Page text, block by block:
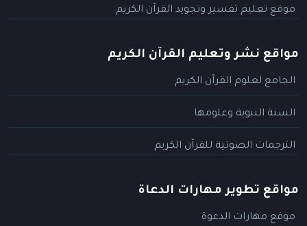
موقع تعليم تفسير وتجويد القرآن الكريم
مواقع نشر وتعليم القرآن الكريم
الجامع لعلوم القرآن الكريم
السنة النبوية وعلومها
الترجمات الصوتية للقرآن الكريم
مواقع تطوير مهارات الدعاة
موقع مهارات الدعوة